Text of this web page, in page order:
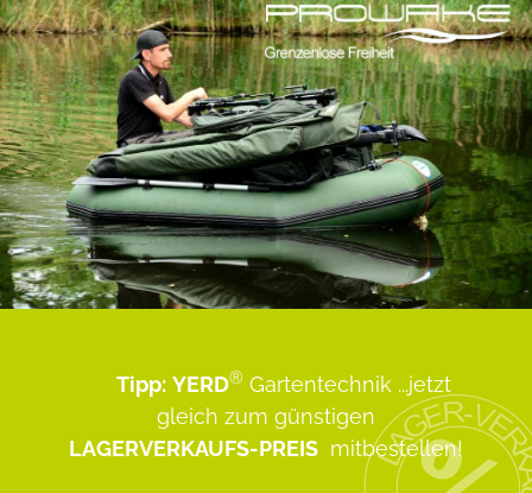
Tipp: YERD® Gartentechnik ...jetzt
gleich zum günstigen
LAGERVERKAUFS-PREIS mitbestellen!